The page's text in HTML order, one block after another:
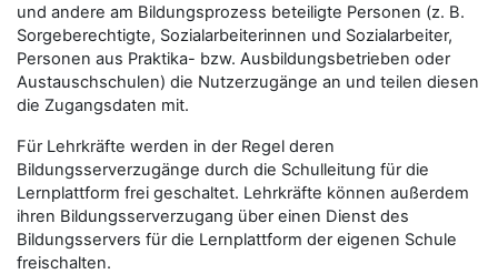
und andere am Bildungsprozess beteiligte Personen (z. B.
Sorgeberechtigte, Sozialarbeiterinnen und Sozialarbeiter,
Personen aus Praktika- bzw. Ausbildungsbetrieben oder
Austauschschulen) die Nutzerzugänge an und teilen diesen
die Zugangsdaten mit.
Für Lehrkräfte werden in der Regel deren
Bildungsserverzugänge durch die Schulleitung für die
Lernplattform frei geschaltet. Lehrkräfte können außerdem
ihren Bildungsserverzugang über einen Dienst des
Bildungsservers für die Lernplattform der eigenen Schule
freischalten.